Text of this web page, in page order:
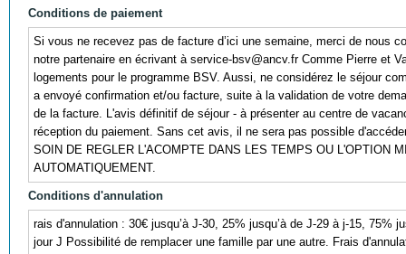
Conditions de paiement
Si vous ne recevez pas de facture d’ici une semaine, merci de nous
notre partenaire en écrivant à service-bsv@ancv.fr Comme Pierre et
logements pour le programme BSV. Aussi, ne considérez le séjour
a envoyé confirmation et/ou facture, suite à la validation de votre
de la facture. L'avis définitif de séjour - à présenter au centre de
réception du paiement. Sans cet avis, il ne sera pas possible
SOIN DE REGLER L'ACOMPTE DANS LES TEMPS OU L'OPTION
AUTOMATIQUEMENT.
Conditions d'annulation
rais d'annulation : 30€ jusqu’à J-30, 25% jusqu’à de J-29 à j-15, 75%
jour J Possibilité de remplacer une famille par une autre. Frais